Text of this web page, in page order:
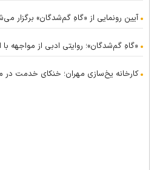
آیین رونمایی از «گاهِ گم‌شدگان» برگزار
«گاهِ گم‌شدگان»؛ روایتی ادبی از مواجهه
کارخانه یخ‌سازی مهران؛ خنکای خدمت در